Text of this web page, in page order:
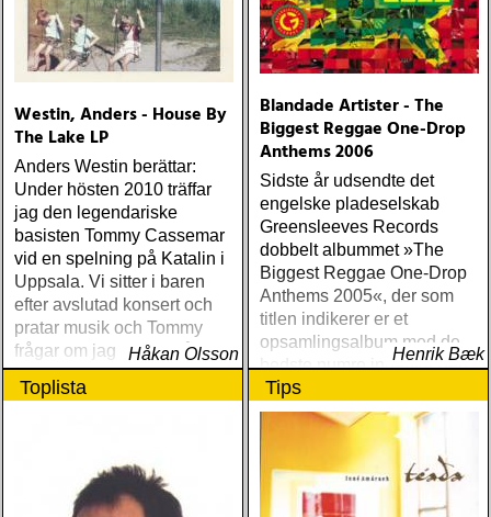
Westin, Anders - House By
The Lake LP
Anders Westin berättar:
Under hösten 2010 träffar
jag den legendariske
basisten Tommy Cassemar
vid en spelning på Katalin i
Uppsala. Vi sitter i baren
efter avslutad konsert och
pratar musik och Tommy
frågar om jag spelar något
instrument
Håkan Olsson
Blandade Artister - The
Biggest Reggae One-Drop
Anthems 2006
Sidste år udsendte det
engelske pladeselskab
Greensleeves Records
dobbelt albummet »The
Biggest Reggae One-Drop
Anthems 2005«, der som
titlen indikerer er et
opsamlingsalbum med de
bedste numre indenfor den
populære reggaestil kaldet
one-drop
Henrik Bæk
Toplista Tips